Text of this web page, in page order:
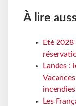
À lire
Eté
Landes :
incendies
Les